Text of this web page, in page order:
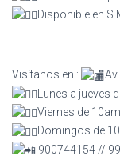
Disponible en S
Visítanos en :
Lunes a jueves
Viernes de
Domingos de
900744154 //